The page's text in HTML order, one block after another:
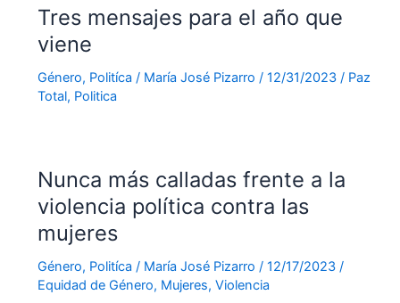
Tres mensajes para el año que
viene
Género, Politíca / María José Pizarro / 12/31/2023 / Paz
Total, Politica
Nunca más calladas frente a la
violencia política contra las
mujeres
Género, Politíca / María José Pizarro / 12/17/2023 /
Equidad de Género, Mujeres, Violencia